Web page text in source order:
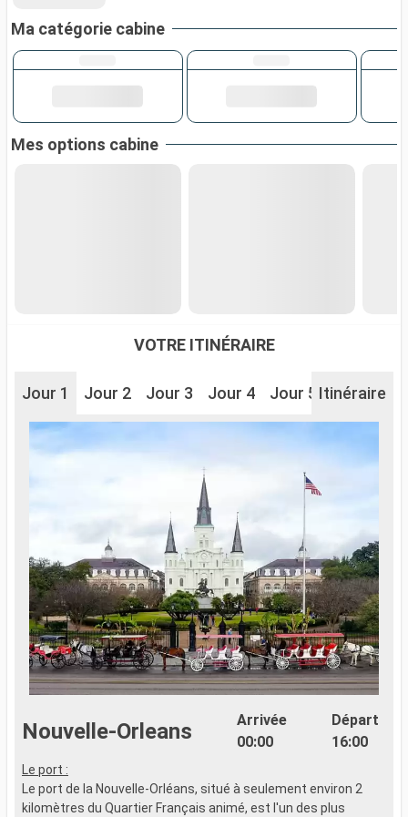
Ma catégorie cabine
Mes options cabine
VOTRE ITINÉRAIRE
Jour 1 Jour 2 Jour 3 Jour 4 Jour 5 Jour 6
Itinéraire
Nouvelle-Orleans
Arrivée
00:00
Départ
16:00
Le port :
Le port de la Nouvelle-Orléans, situé à seulement environ 2
kilomètres du Quartier Français animé, est l'un des plus